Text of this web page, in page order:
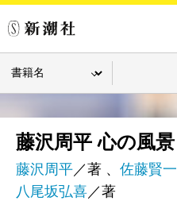
藤沢周平 心の風景
藤沢周平／著 、 佐藤賢一
八尾坂弘喜／著